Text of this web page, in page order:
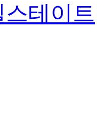
테이트